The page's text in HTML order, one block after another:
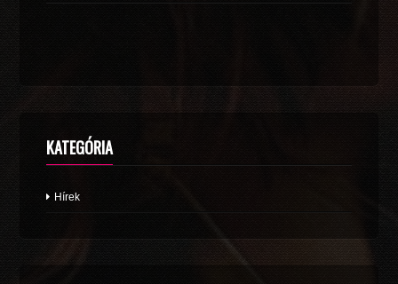
KATEGÓRIA
Hírek